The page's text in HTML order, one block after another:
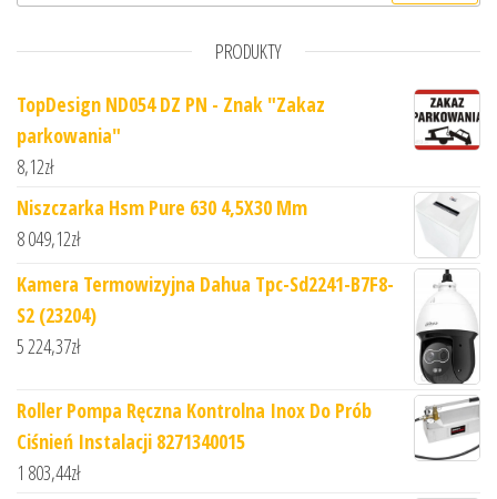
PRODUKTY
TopDesign ND054 DZ PN - Znak "Zakaz
parkowania"
8,12zł
Niszczarka Hsm Pure 630 4,5X30 Mm
8 049,12zł
Kamera Termowizyjna Dahua Tpc-Sd2241-B7F8-
S2 (23204)
5 224,37zł
Roller Pompa Ręczna Kontrolna Inox Do Prób
Ciśnień Instalacji 8271340015
1 803,44zł